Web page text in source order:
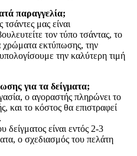
παραγγελία;
μας είναι
τον τύπο τσάντας, το
χρώματα εκτύπωσης, την
την καλύτερη τιμή
για τα δείγματα;
ο αγοραστής πληρώνει το
και το κόστος θα επιστραφεί
είναι εντός 2-3
ο σχεδιασμός του πελάτη